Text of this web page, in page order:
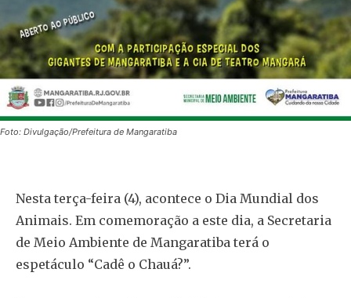
Foto: Divulgação/Prefeitura de Mangaratiba
Nesta terça-feira (4), acontece o Dia Mundial dos
Animais. Em comemoração a este dia, a Secretaria
de Meio Ambiente de Mangaratiba terá o
espetáculo “Cadê o Chauá?”.